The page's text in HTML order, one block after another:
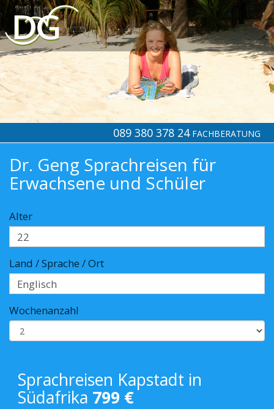
089 380 378 24 FACHBERATUNG
Dr. Geng Sprachreisen für
Erwachsene und Schüler
Alter
Land / Sprache / Ort
Wochenanzahl
Sprachreisen Kapstadt in
Südafrika 799 €